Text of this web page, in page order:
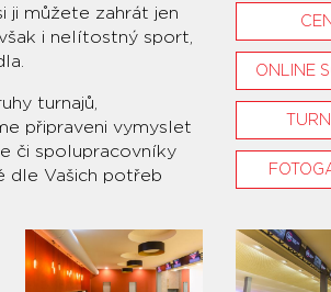
ji můžete zahrát jen
i nelítostný sport,
turnajů,
připraveni vymyslet
či spolupracovníky
dle Vašich potřeb
ONLINE